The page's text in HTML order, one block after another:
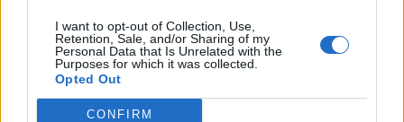
I want to opt-out of Collection, Use,
Retention, Sale, and/or Sharing of my
Personal Data that Is Unrelated with the
Purposes for which it was collected.
Opted Out
CONFIRM